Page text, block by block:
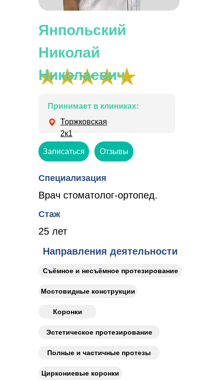
Янпольский
Николай
Николаевич
Записаться
Специализация
Врач стоматолог-ортопед.
Стаж
25 лет
Съёмное и несъёмное протезирование
Эстетическое протезирование
Коронки
Мостовидные конструкции
Циркониевые коронки
Принимает в клиниках:
Торжковская
2к1
Полные и частичные протезы
Отзывы
Направления деятельности